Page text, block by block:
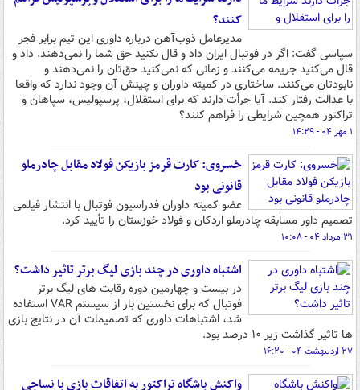
کنند؟
مدیرعامل ذوب‌آهن درباره داوری این تیم برابر فجر
سپاسی گفت: اگر در فوتبال ایران داد و قال نکنید حق شما را نمی‌دهند. داد و
قال می‌کنید جریمه می‌کنند و زمانی که نمی‌کنید حق‌تان را نمی‌دهند و
نابودتان می‌کنند. ساختاری در کمیته داوران و چینش آن وجود ندارد که واقعا
با عدالت رفتار کند. آیا جرأت دارند که برای استقلال، پرسپولیس، سپاهان و
تراکتور همچین شرایطی را فراهم کنند؟
۱ مهر ۰۴ - ۱۴:۲۹
خسروی: کارت قرمز بازیکن فولاد مقابل چادرملو
قانونی بود
عضو کمیته داوران فدراسیون فوتبال با انتشار فیلمی
تصمیم داور مسابقه چادرملو اردکان و فولاد خوزستان را تأیید کرد.
۳۱ مرداد ۰۴ - ۱۰:۰۸
اشتباه داوری در چند بازی لیگ برتر تاثیر داشت؟
در بیست و چهارمین دوره رقابت های لیگ برتر
فوتبال که برای نخستین بار از سیستم VAR استفاده
شد، اشتباهات داوری که تصمیمات آن در نتایج بازی
ها تاثیر گذاشت زیر ۱۰ درصد بود.
۲۷ اردیبهشت ۰۴ - ۱۶:۲۰
واکنش باشگاه تراکتور به اتفاقات بازی با نساجی